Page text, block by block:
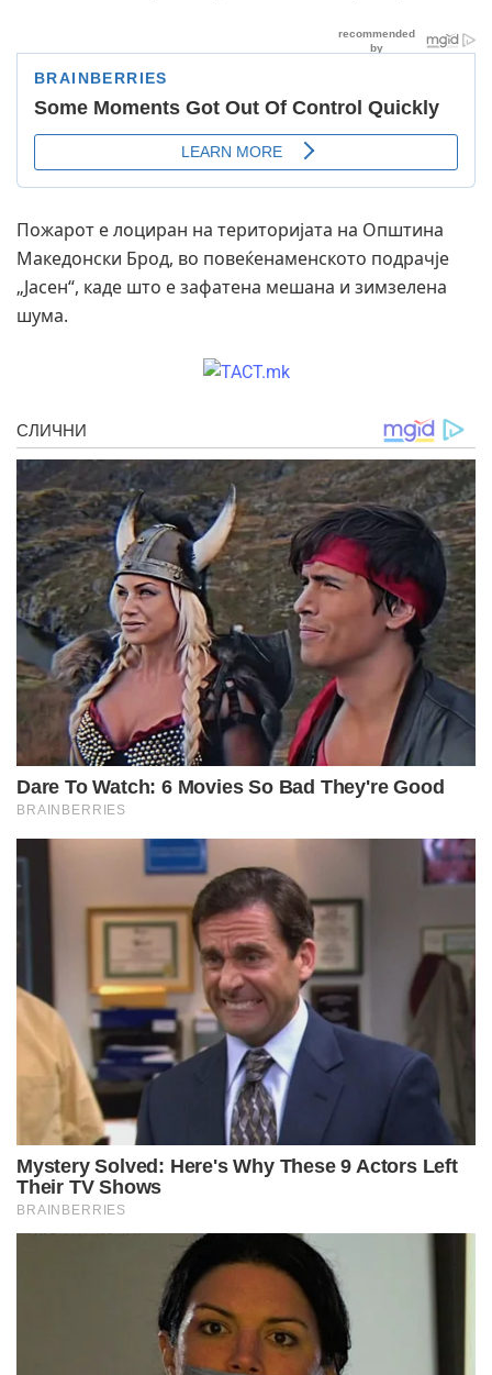
Пожарот е лоциран на територијата на Општина
Македонски Брод, во повеќенаменското подрачје
„Јасен“, каде што е зафатена мешана и зимзелена
шума.